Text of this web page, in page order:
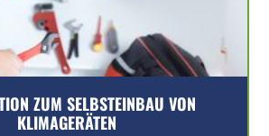
ZUM SELBSTEINBAU VON
KLIMAGERÄTEN